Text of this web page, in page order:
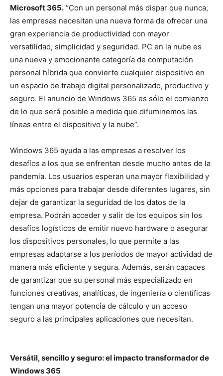
Microsoft 365. “Con un personal más dispar que nunca,
las empresas necesitan una nueva forma de ofrecer una
gran experiencia de productividad con mayor
versatilidad, simplicidad y seguridad. PC en la nube es
una nueva y emocionante categoría de computación
personal híbrida que convierte cualquier dispositivo en
un espacio de trabajo digital personalizado, productivo y
seguro. El anuncio de Windows 365 es sólo el comienzo
de lo que será posible a medida que difuminemos las
líneas entre el dispositivo y la nube”.
Windows 365 ayuda a las empresas a resolver los
desafíos a los que se enfrentan desde mucho antes de la
pandemia. Los usuarios esperan una mayor flexibilidad y
más opciones para trabajar desde diferentes lugares, sin
dejar de garantizar la seguridad de los datos de la
empresa. Podrán acceder y salir de los equipos sin los
desafíos logísticos de emitir nuevo hardware o asegurar
los dispositivos personales, lo que permite a las
empresas adaptarse a los períodos de mayor actividad de
manera más eficiente y segura. Además, serán capaces
de garantizar que su personal más especializado en
funciones creativas, analíticas, de ingeniería o científicas
tengan una mayor potencia de cálculo y un acceso
seguro a las principales aplicaciones que necesitan.
Versátil, sencillo y seguro: el impacto transformador de
Windows 365